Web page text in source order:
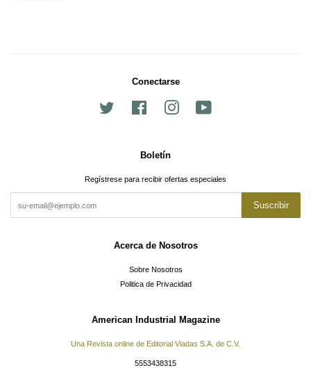
Conectarse
Facebook Instagram
Boletín
Regístrese para recibir ofertas especiales
Suscribir
Acerca de Nosotros
Sobre Nosotros
Politica de Privacidad
American Industrial Magazine
Una Revista online de Editorial Viadas S.A. de C.V.
5553438315